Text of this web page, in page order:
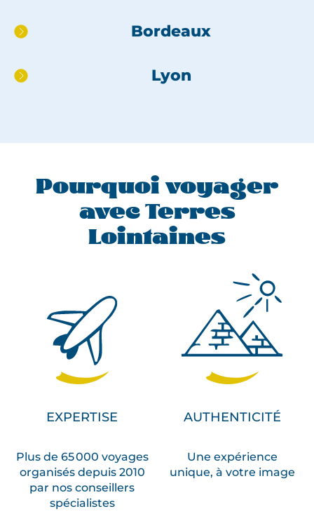
Aller
pied
Bordeaux
Lyon
Pourquoi voyager
avec Terres
Lointaines
EXPERTISE
Plus de 65 000 voyages
organisés depuis 2010
par nos conseillers
spécialistes
AUTHENTICITÉ
Une expérience
unique, à votre image